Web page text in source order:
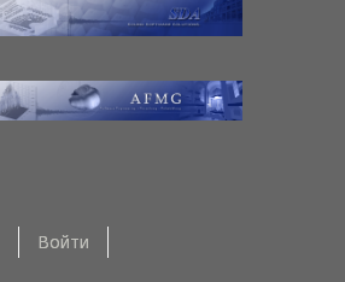
Войти